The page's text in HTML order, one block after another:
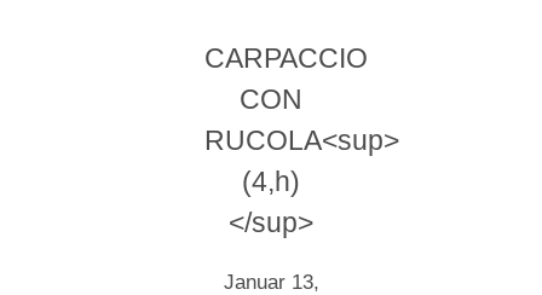
CARPACCIO
CON
RUCOLA<sup>
(4,h)
</sup>
Januar 13,